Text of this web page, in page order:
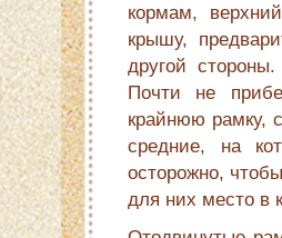
кормам,
крышу,
другой
Почти не
крайнюю рамку,
средние, на
осторожно,
для них место в